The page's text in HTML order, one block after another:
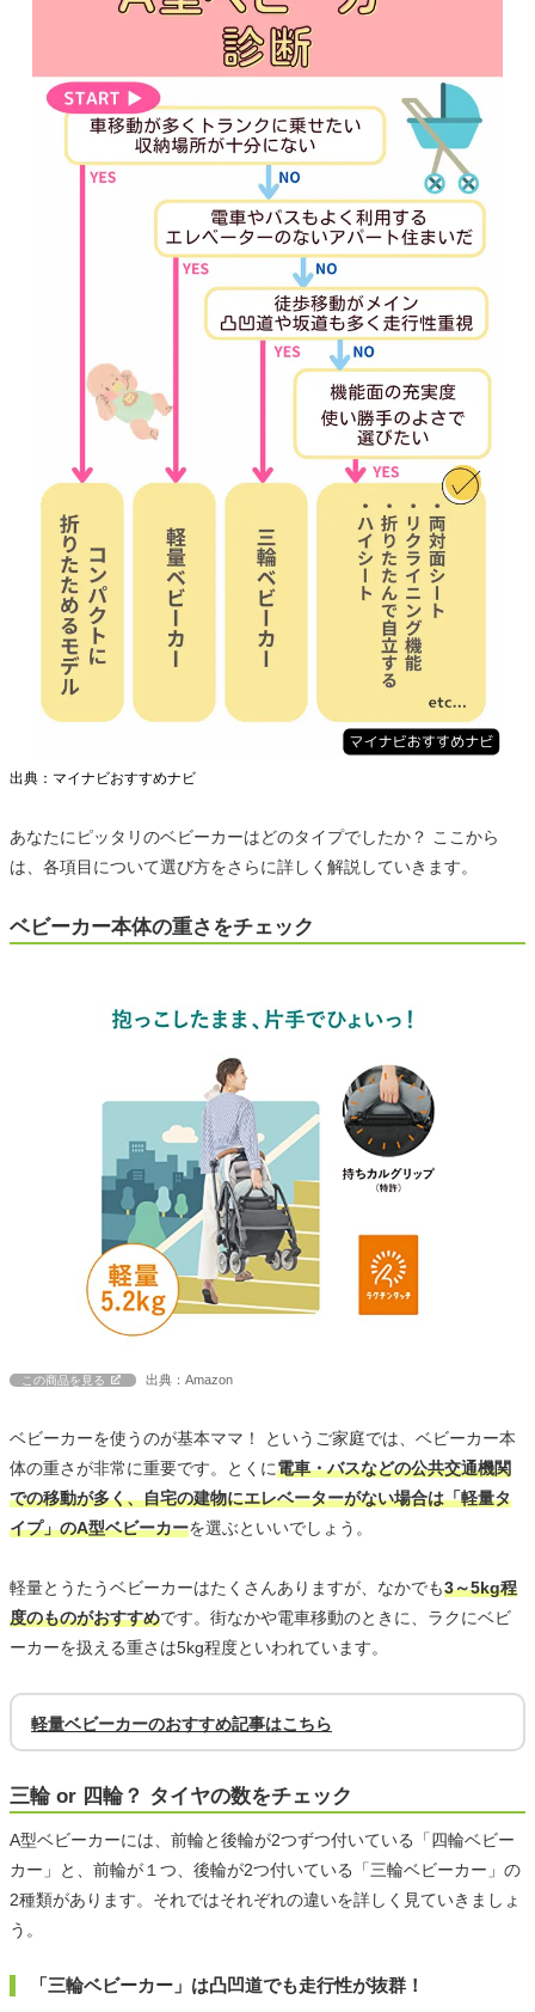
出典：マイナビおすすめナビ
あなたにピッタリのベビーカーはどのタイプでしたか？ ここから
は、各項目について選び方をさらに詳しく解説していきます。
ベビーカー本体の重さをチェック
この商品を見る 出典：Amazon
ベビーカーを使うのが基本ママ！ というご家庭では、ベビーカー本
体の重さが非常に重要です。とくに電車・バスなどの公共交通機関
での移動が多く、自宅の建物にエレベーターがない場合は「軽量タ
イプ」のA型ベビーカーを選ぶといいでしょう。
軽量とうたうベビーカーはたくさんありますが、なかでも3～5kg程
度のものがおすすめです。街なかや電車移動のときに、ラクにベビ
ーカーを扱える重さは5kg程度といわれています。
軽量ベビーカーのおすすめ記事はこちら
三輪 or 四輪？ タイヤの数をチェック
A型ベビーカーには、前輪と後輪が2つずつ付いている「四輪ベビー
カー」と、前輪が１つ、後輪が2つ付いている「三輪ベビーカー」の
2種類があります。それではそれぞれの違いを詳しく見ていきましょ
う。
「三輪ベビーカー」は凸凹道でも走行性が抜群！